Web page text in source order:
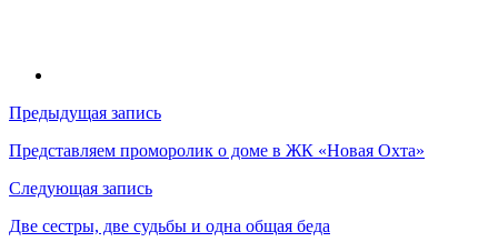
Навигация
по
записям
Предыдущая запись
Представляем проморолик о доме в ЖК «Новая Охта»
Следующая запись
Две сестры, две судьбы и одна общая беда